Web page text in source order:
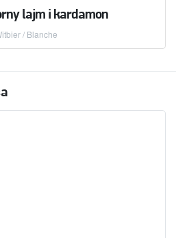
lajm i kardamon
/ Blanche